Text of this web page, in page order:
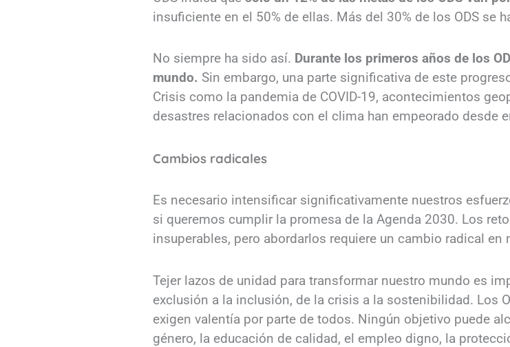
insuficiente en el 50% de ellas. Más del 30% de los ODS se
No siempre ha sido así. Durante los primeros años de los
mundo. Sin embargo, una parte significativa de este
Crisis como la pandemia de COVID-19, acontecimientos
desastres relacionados con el clima han empeorado desde
Cambios radicales
Es necesario intensificar significativamente nuestros
si queremos cumplir la promesa de la Agenda 2030. Los
insuperables, pero abordarlos requiere un cambio radical en
Tejer lazos de unidad para transformar nuestro mundo es
exclusión a la inclusión, de la crisis a la sostenibilidad. Los
exigen valentía por parte de todos. Ningún objetivo puede
género, la educación de calidad, el empleo digno, la